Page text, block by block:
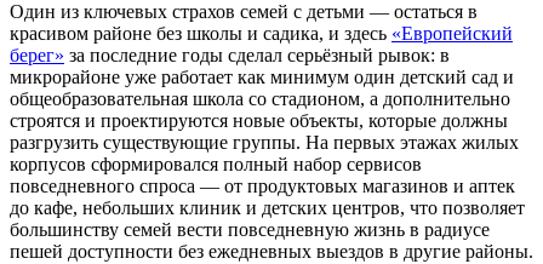
Один из ключевых страхов семей с детьми — остаться в
красивом районе без школы и садика, и здесь «Европейский
берег» за последние годы сделал серьёзный рывок: в
микрорайоне уже работает как минимум один детский сад и
общеобразовательная школа со стадионом, а дополнительно
строятся и проектируются новые объекты, которые должны
разгрузить существующие группы. На первых этажах жилых
корпусов сформировался полный набор сервисов
повседневного спроса — от продуктовых магазинов и аптек
до кафе, небольших клиник и детских центров, что позволяет
большинству семей вести повседневную жизнь в радиусе
пешей доступности без ежедневных выездов в другие районы.